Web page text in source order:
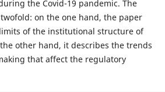
the Covid-19 pandemic. The
on the one hand, the paper
of the institutional structure of
other hand, it describes the trends
that affect the regulatory